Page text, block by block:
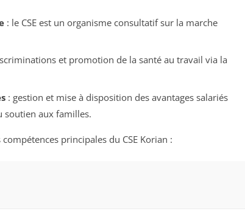
: le CSE est un organisme consultatif sur la marche
et promotion de la santé au travail via la
: gestion et mise à disposition des avantages salariés
soutien aux familles.
principales du CSE Korian :